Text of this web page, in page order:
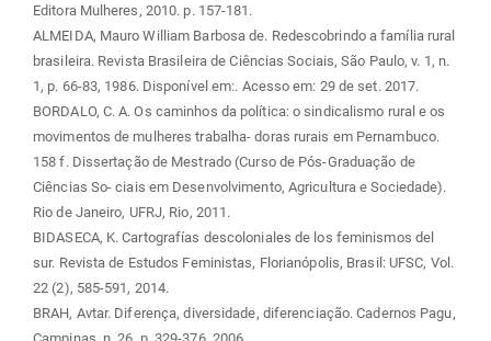
Editora Mulheres, 2010. p. 157-181.
ALMEIDA, Mauro William Barbosa de. Redescobrindo a família rural
brasileira. Revista Brasileira de Ciências Sociais, São Paulo, v. 1, n.
1, p. 66-83, 1986. Disponível em:. Acesso em: 29 de set. 2017.
BORDALO, C. A. Os caminhos da política: o sindicalismo rural e os
movimentos de mulheres trabalha- doras rurais em Pernambuco.
158 f. Dissertação de Mestrado (Curso de Pós-Graduação de
Ciências So- ciais em Desenvolvimento, Agricultura e Sociedade).
Rio de Janeiro, UFRJ, Rio, 2011.
BIDASECA, K. Cartografías descoloniales de los feminismos del
sur. Revista de Estudos Feministas, Florianópolis, Brasil: UFSC, Vol.
22 (2), 585-591, 2014.
BRAH, Avtar. Diferença, diversidade, diferenciação. Cadernos Pagu,